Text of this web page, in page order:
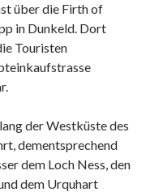
über die Firth of
in Dunkeld. Dort
Touristen
der Westküste des
dementsprechend
dem Loch Ness, den
dem Urquhart